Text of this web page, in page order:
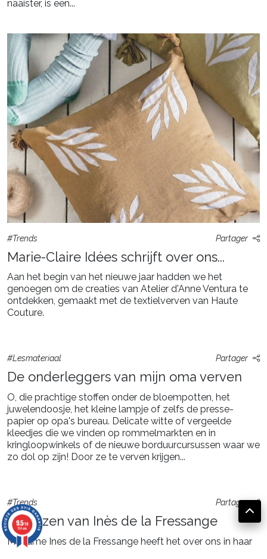
naaister, is een...
#Trends Partager
Marie-Claire Idées schrijft over ons...
Aan het begin van het nieuwe jaar hadden we het
genoegen om de creaties van Atelier d'Anne Ventura te
ontdekken, gemaakt met de textielverven van Haute
Couture.
#Lesmateriaal Partager
De onderleggers van mijn oma verven
O, die prachtige stoffen onder de bloempotten, het
juwelendoosje, het kleine lampje of zelfs de presse-
papier op opa's bureau. Delicate witte of vergeelde
kleedjes die we vinden op rommelmarkten en in
kringloopwinkels of de nieuwe borduurcursussen waar we
zo dol op zijn! Door ze te verven krijgen...
#Trends Partager
Adviezen van Inès de la Fressange
Madame Ines de la Fressange heeft het over ons in haar
9.5/10
134 avis